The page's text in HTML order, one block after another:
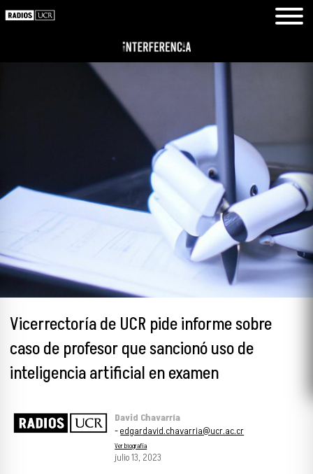
Vicerrectoría de UCR pide informe sobre
caso de profesor que sancionó uso de
inteligencia artificial en examen
David Chavarría
-edgardavid.chavarria@ucr.ac.cr
Ver biografía
julio 13, 2023